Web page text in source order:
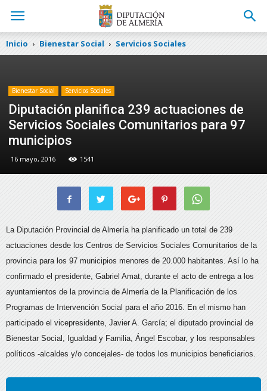
Inicio Bienestar Social Servicios Sociales
Bienestar Social Servicios Sociales
Diputación planifica 239 actuaciones de
Servicios Sociales Comunitarios para 97
municipios
16 mayo, 2016 1541
La Diputación Provincial de Almería ha planificado un total de 239
actuaciones desde los Centros de Servicios Sociales Comunitarios de la
provincia para los 97 municipios menores de 20.000 habitantes. Así lo ha
confirmado el presidente, Gabriel Amat, durante el acto de entrega a los
ayuntamientos de la provincia de Almería de la Planificación de los
Programas de Intervención Social para el año 2016. En el mismo han
participado el vicepresidente, Javier A. García; el diputado provincial de
Bienestar Social, Igualdad y Familia, Ángel Escobar, y los responsables
políticos -alcaldes y/o concejales- de todos los municipios beneficiarios.